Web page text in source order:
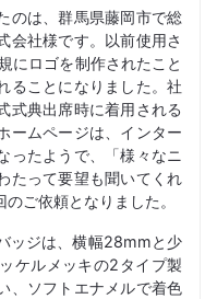
のは、群馬県藤岡市で総
会社様です。以前使用さ
にロゴを制作されたこと
ることになりました。社
式典出席時に着用される
ームページは、インター
ったようで、「様々なニ
たって要望も聞いてくれ
ご依頼となりました。
ッジは、横幅28mmと少
ケルメッキの2タイプ製
、ソフトエナメルで着色